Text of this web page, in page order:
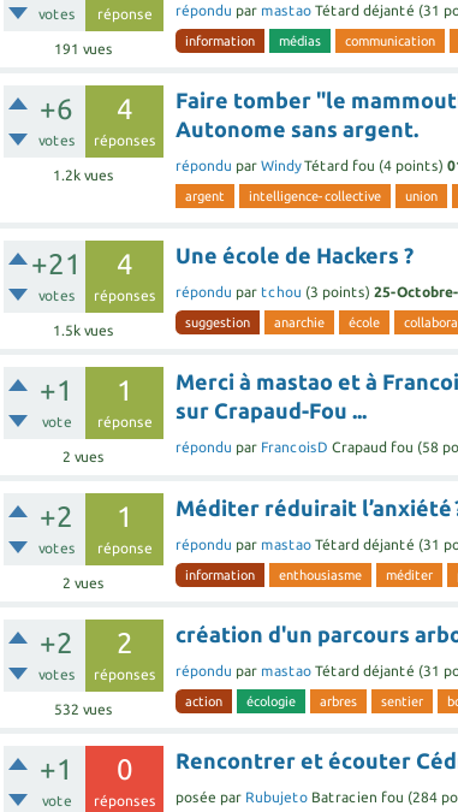
votes réponse
191 vues
répondu par mastao Tétard déjanté (31
information médias communication
+6
votes
4
réponses
1.2k vues
Faire tomber "le
Autonome sans argent.
répondu par Windy Tétard fou (4 points)
argent intelligence-collective union
+21
votes
4
réponses
1.5k vues
Une école de Hackers ?
répondu par tchou (3 points) 25-
suggestion anarchie école
+1
vote
1
réponse
2 vues
Merci à mastao et à
sur Crapaud-Fou ...
répondu par FrancoisD Crapaud fou (58
+2
votes
1
réponse
2 vues
Méditer réduirait l’anxiété
répondu par mastao Tétard déjanté (31
information enthousiasme méditer
+2
votes
2
réponses
532 vues
création d'un parcours
répondu par mastao Tétard déjanté (31
action écologie arbres sentier
+1
vote
0
réponses
Rencontrer et écouter
posée par Rubujeto Batracien fou (284